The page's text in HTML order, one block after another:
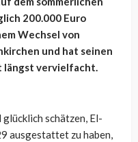
200.000 Euro
Wechsel von
und hat seinen
längst vervielfacht.
glücklich schätzen, El-
ausgestattet zu haben,